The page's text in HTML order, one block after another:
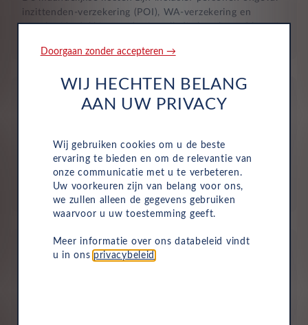
inzittenden-verzekering (POI), WA-verzekering en
uitgebreide dekking, zodat je volledig beschermd bent in
Aflevering bij jou in de buurt
nieuwe auto bij jou in de buurt ophalen.
Doorgaan zonder accepteren →
WIJ HECHTEN BELANG
AAN UW PRIVACY
Wij gebruiken cookies om u de beste
ervaring te bieden en om de relevantie van
onze communicatie met u te verbeteren.
Uw voorkeuren zijn van belang voor ons,
we zullen alleen de gegevens gebruiken
waarvoor u uw toestemming geeft.
Meer informatie over ons databeleid vindt
u in ons privacybeleid